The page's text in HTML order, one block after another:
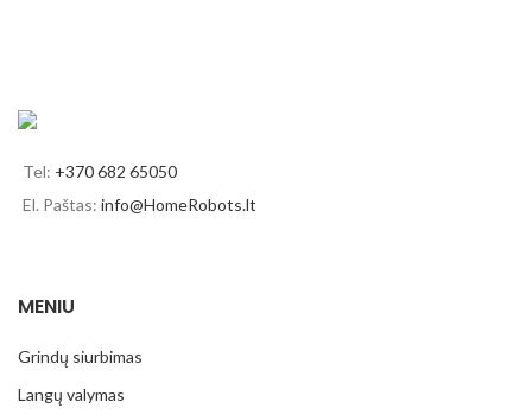
Tel: +370 682 65050
El. Paštas: info@HomeRobots.lt
MENIU
Grindų siurbimas
Langų valymas